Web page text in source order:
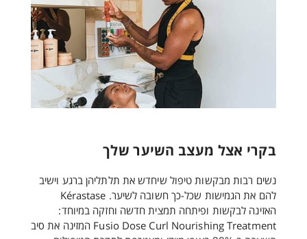
בקרי אצל מעצב השיער שלך
נשים רבות מבקשות טיפול שיחדש את תלתליהן ברגע וישיב
להם את הגמישות שכל-כך חשובה לשיער. Kérastase
האזינה לבקשות ופיתחה תמצית חדשה וחזקה במיוחד:
Fusio Dose Curl Nourishing Treatment המזינה את סיב